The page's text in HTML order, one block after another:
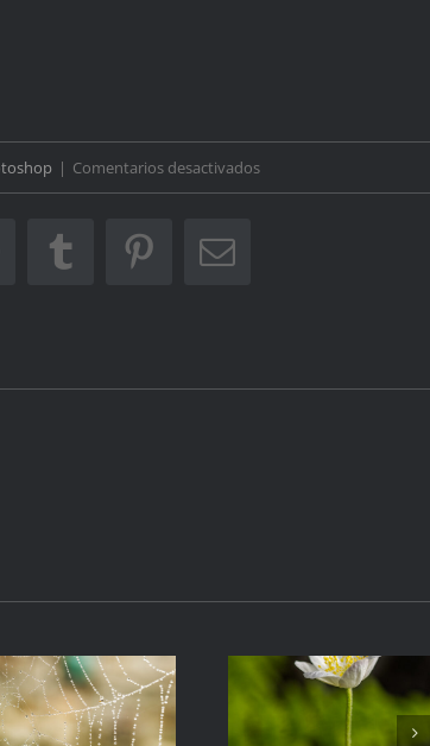
| Comentarios desactivadosen
TumblrPinterestCorreo
Adornos Anémona